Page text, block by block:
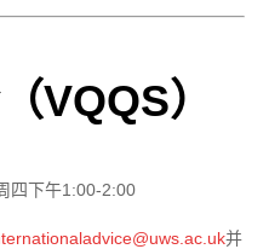
VQQS）
四下午1:00-2:00
并